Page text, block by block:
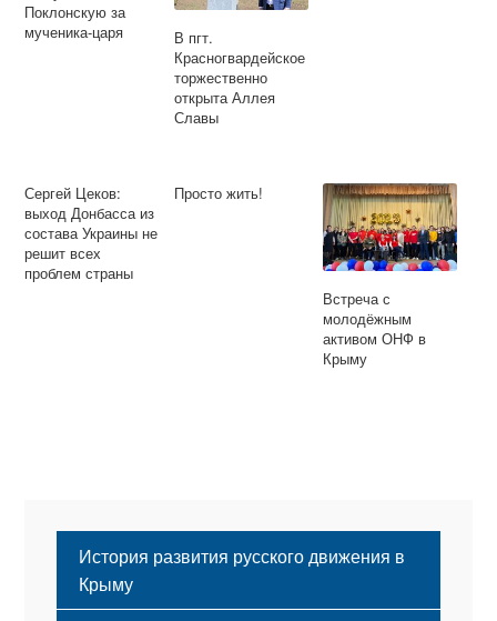
Поклонскую за
мученика-царя
В пгт.
Красногвардейское
торжественно
открыта Аллея
Славы
Сергей Цеков:
выход Донбасса из
состава Украины не
решит всех
проблем страны
Просто жить!
Встреча с
молодёжным
активом ОНФ в
Крыму
История развития русского движения в
Крыму